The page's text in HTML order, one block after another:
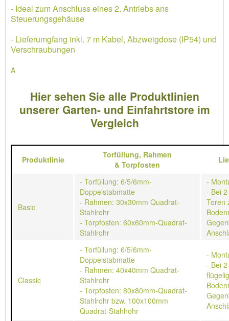
- Ideal zum Anschluss eines 2. Antriebs ans
Steuerungsgehäuse
- Lieferumgfang inkl. 7 m Kabel, Abzweigdose (IP54) und
Verschraubungen
A
Hier sehen Sie alle Produktlinien
unserer Garten- und Einfahrtstore im
Vergleich
Produktlinie Torfüllung, Rahmen
& Torpfosten
Basic
- Torfüllung: 6/5/6mm-
Doppelstabmatte
- Rahmen: 30x30mm Quadrat-
Stahlrohr
- Torpfosten: 60x60mm-Quadrat-
Stahlrohr
-
- Bei
Toren
Classic
- Torfüllung: 6/5/6mm-
Doppelstabmatte
- Rahmen: 40x40mm Quadrat-
Stahlrohr
- Torpfosten: 80x80mm-Quadrat-
Stahlrohr bzw. 100x100mm
Quadrat-Stahlrohr
-
- Bei